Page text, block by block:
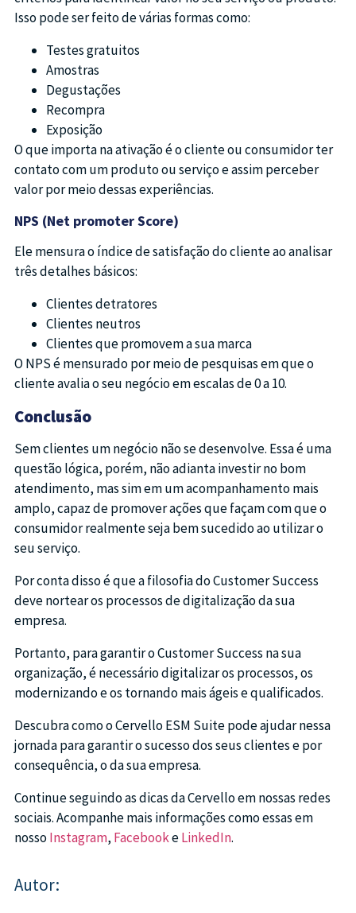
Isso pode ser feito de várias formas como:
Testes gratuitos
Amostras
Degustações
Recompra
Exposição
O que importa na ativação é o cliente ou consumidor ter
contato com um produto ou serviço e assim perceber
valor por meio dessas experiências.
NPS (Net promoter Score)
Ele mensura o índice de satisfação do cliente ao analisar
três detalhes básicos:
Clientes detratores
Clientes neutros
Clientes que promovem a sua marca
O NPS é mensurado por meio de pesquisas em que o
cliente avalia o seu negócio em escalas de 0 a 10.
Conclusão
Sem clientes um negócio não se desenvolve. Essa é uma
questão lógica, porém, não adianta investir no bom
atendimento, mas sim em um acompanhamento mais
amplo, capaz de promover ações que façam com que o
consumidor realmente seja bem sucedido ao utilizar o
seu serviço.
Por conta disso é que a filosofia do Customer Success
deve nortear os processos de digitalização da sua
empresa.
Portanto, para garantir o Customer Success na sua
organização, é necessário digitalizar os processos, os
modernizando e os tornando mais ágeis e qualificados.
Descubra como o Cervello ESM Suite pode ajudar nessa
jornada para garantir o sucesso dos seus clientes e por
consequência, o da sua empresa.
Continue seguindo as dicas da Cervello em nossas redes
sociais. Acompanhe mais informações como essas em
nossoInstagram, FacebookeLinkedIn.
Autor: